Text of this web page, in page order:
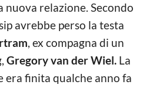
nuova relazione. Secondo
avrebbe perso la testa
, ex compagna di un
Gregory van der Wiel. La
era finita qualche anno fa